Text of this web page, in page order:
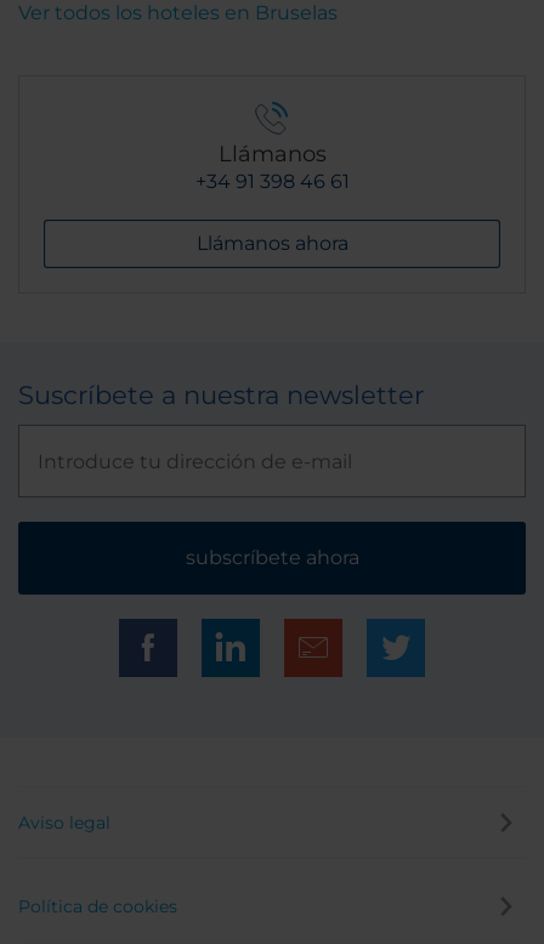
Ver todos los hoteles en Bruselas
Llámanos
+34 91 398 46 61
Llámanos ahora
Suscríbete a nuestra newsletter
subscríbete ahora
Aviso legal
Política de cookies